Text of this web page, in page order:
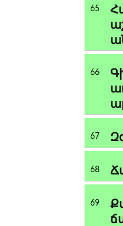
65
66
67
68
69